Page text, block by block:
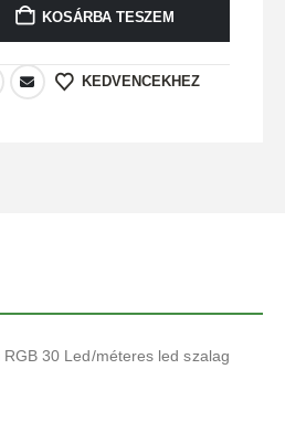
KOSÁRBA TESZEM
KEDVENCEKHEZ
30 Led/méteres led szalag